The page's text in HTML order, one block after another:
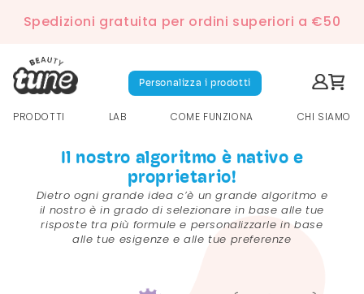
Spedizioni gratuita per ordini superiori a €50
Personalizza i prodotti
PRODOTTI LAB COME FUNZIONA CHI SIAMO
Il nostro algoritmo è nativo e
proprietario!
Dietro ogni grande idea c’è un grande algoritmo e
il nostro è in grado di selezionare in base alle tue
risposte tra più formule e personalizzarle in base
alle tue esigenze e alle tue preferenze